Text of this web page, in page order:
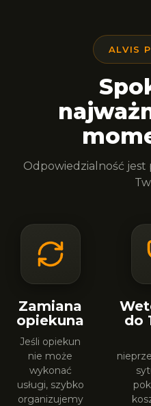
ALVIS
Odpowiedzialność jest
Zamiana
opiekuna
Jeśli opiekun
nie może
wykonać
usługi, szybko
organizujemy
do